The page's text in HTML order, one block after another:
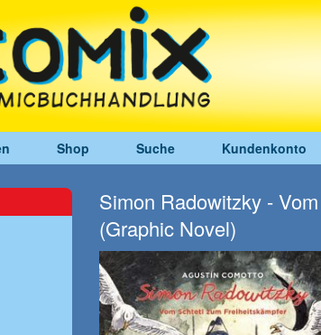
Shop Suche Kundenkonto
Simon Radowitzky -
(Graphic Novel)